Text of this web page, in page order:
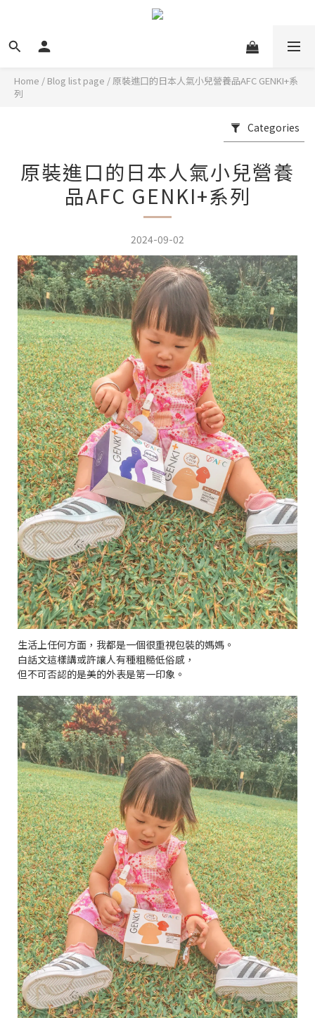
Home / Blog list page /原裝進口的日本人氣小兒營養品AFC GENKI+系
列
Categories
原裝進口的日本人氣小兒營養
品AFC GENKI+系列
2024-09-02
生活上任何方面，我都是一個很重視包裝的媽媽。
白話文這樣講或許讓人有種粗糙低俗感，
但不可否認的是美的外表是第一印象。